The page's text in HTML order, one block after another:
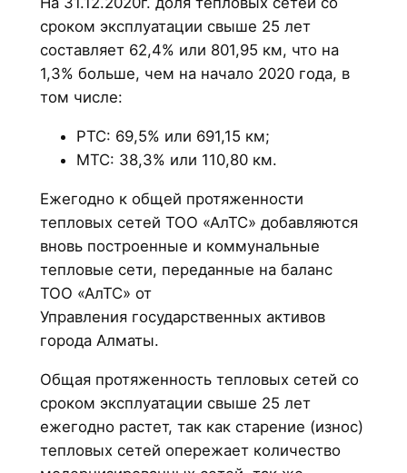
сроком эксплуатации свыше 25 лет
составляет 62,4% или 801,95 км, что на
1,3% больше, чем на начало 2020 года, в
том числе:
РТС: 69,5% или 691,15 км;
МТС: 38,3% или 110,80 км.
Ежегодно к общей протяженности
тепловых сетей ТОО «АлТС» добавляются
вновь построенные и коммунальные
тепловые сети, переданные на баланс
ТОО «АлТС» от
Управления государственных активов
города Алматы.
Общая протяженность тепловых сетей со
сроком эксплуатации свыше 25 лет
ежегодно растет, так как старение (износ)
тепловых сетей опережает количество